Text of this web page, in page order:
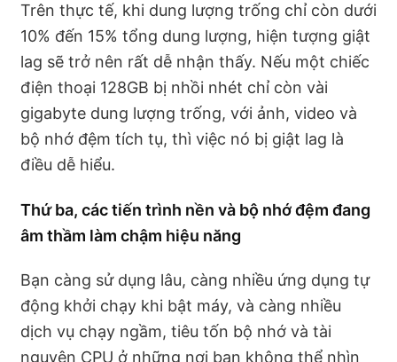
Trên thực tế, khi dung lượng trống chỉ còn dưới
10% đến 15% tổng dung lượng, hiện tượng giật
lag sẽ trở nên rất dễ nhận thấy. Nếu một chiếc
điện thoại 128GB bị nhồi nhét chỉ còn vài
gigabyte dung lượng trống, với ảnh, video và
bộ nhớ đệm tích tụ, thì việc nó bị giật lag là
điều dễ hiểu.
Thứ ba, các tiến trình nền và bộ nhớ đệm đang
âm thầm làm chậm hiệu năng
Bạn càng sử dụng lâu, càng nhiều ứng dụng tự
động khởi chạy khi bật máy, và càng nhiều
dịch vụ chạy ngầm, tiêu tốn bộ nhớ và tài
nguyên CPU ở những nơi bạn không thể nhìn